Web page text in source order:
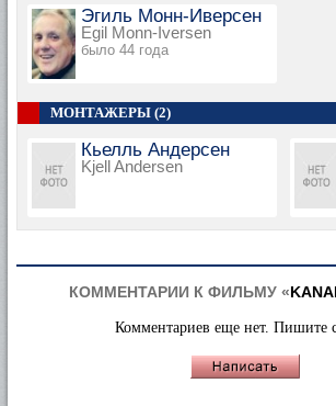
Эгиль Монн-Иверсен
Egil Monn-Iversen
было 44 года
МОНТАЖЕРЫ (2)
Кьелль Андерсен
Kjell Andersen
КОММЕНТАРИИ К ФИЛЬМУ «
Комментариев еще нет. Пишите